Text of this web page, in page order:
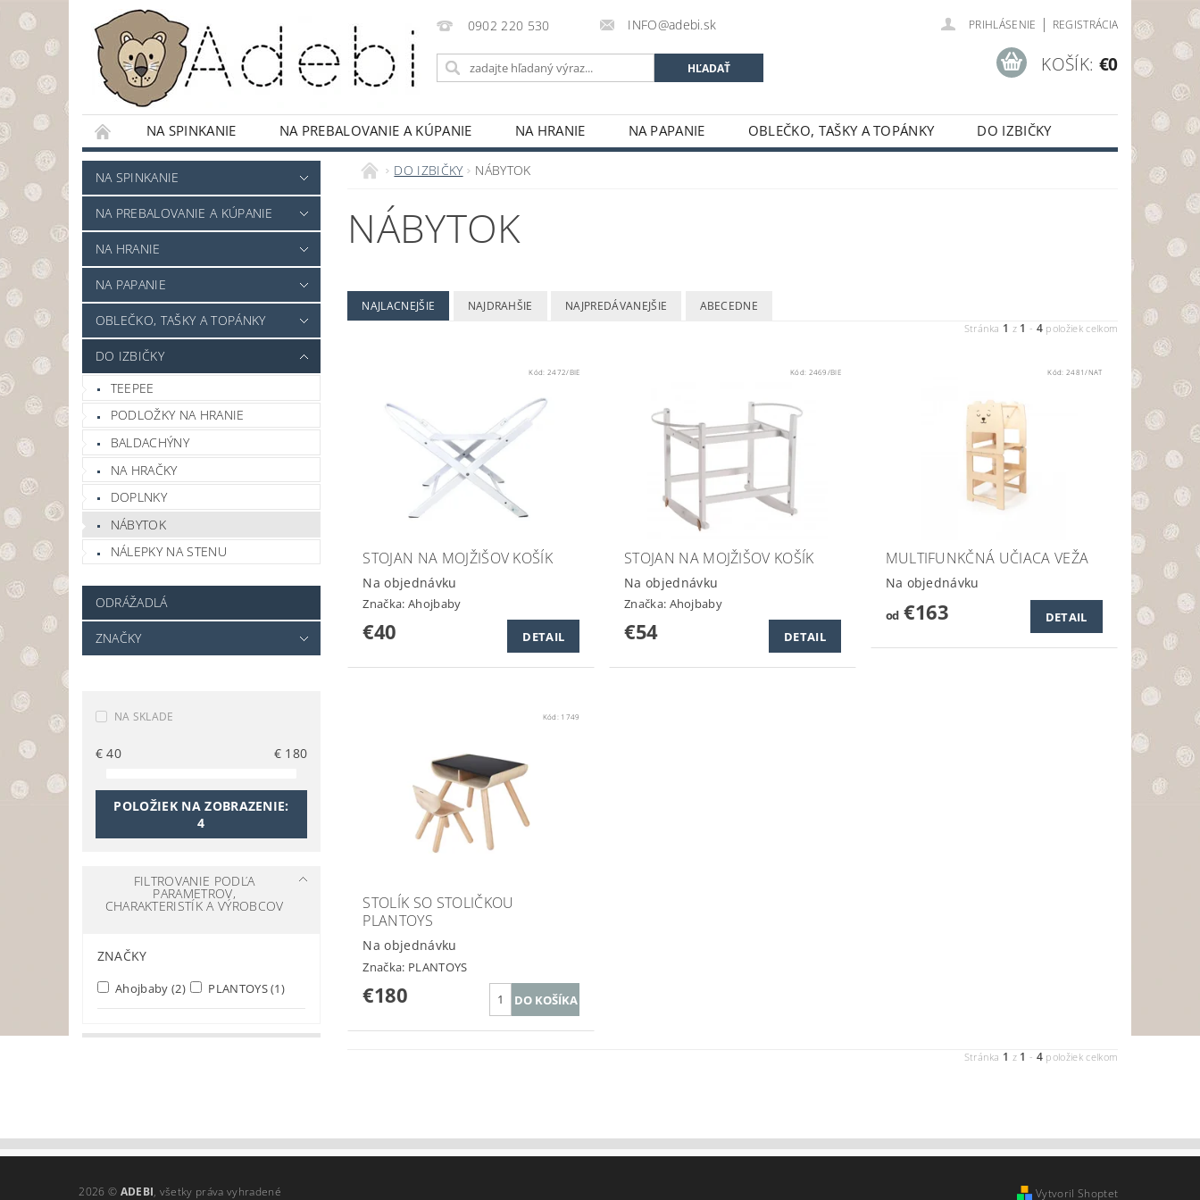
0902 220 530 INFO@adebi.sk PRIHLÁSENIE | REGISTRÁCIA
KOŠÍK: €0
NA SPINKANIE NA PREBALOVANIE A KÚPANIE NA HRANIE NA PAPANIE OBLEČKO, TAŠKY A TOPÁNKY
DO IZBIČKY
ODRÁŽADLÁ
OBCHODNÉ PODMIENKY KONTAKTY
NA SPINKANIE
NA PREBALOVANIE A KÚPANIE
NA HRANIE
NA PAPANIE
OBLEČKO, TAŠKY A TOPÁNKY
DO IZBIČKY
TEEPEE
PODLOŽKY NA HRANIE
BALDACHÝNY
NA HRAČKY
DOPLNKY
NÁBYTOK
NÁLEPKY NA STENU
ODRÁŽADLÁ
ZNAČKY
NA SKLADE
€40 € 180
POLOŽIEK NA ZOBRAZENIE:
4
FILTROVANIE PODĽA
PARAMETROV,
CHARAKTERISTÍK A VÝROBCOV
ZNAČKY
Ahojbaby (2) PLANTOYS(1)
DO IZBIČKY NÁBYTOK
NÁBYTOK
NAJLACNEJŠIE NAJDRAHŠIE NAJPREDÁVANEJŠIE ABECEDNE
Stránka 1 z 1 - 4 položiek celkom
Kód: 2472/BIE
STOJAN NA MOJŽIŠOV KOŠÍK
Na objednávku
Značka: Ahojbaby
€40 DETAIL
Kód: 2469/BIE
STOJAN NA MOJŽIŠOV KOŠÍK
Na objednávku
Značka: Ahojbaby
€54 DETAIL
Kód:2481/NAT
MULTIFUNKČNÁ UČIACA VEŽA
Na objednávku
od€163 DETAIL
Kód: 1749
STOLÍK SO STOLIČKOU
PLANTOYS
Na objednávku
Značka: PLANTOYS
€180
Stránka 1 z 1 - 4 položiek celkom
2026 © ADEBI, všetky práva vyhradené Vytvoril Shoptet